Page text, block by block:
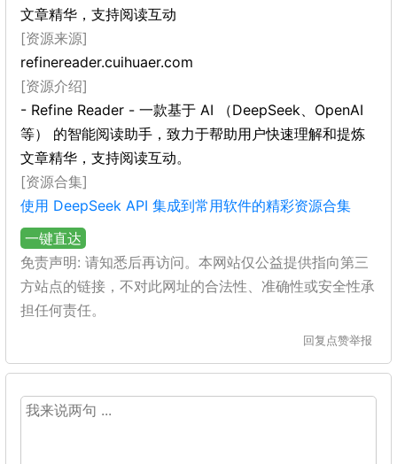
文章精华，支持阅读互动
[资源来源]
refinereader.cuihuaer.com
[资源介绍]
- Refine Reader - 一款基于 AI （DeepSeek、OpenAI
等） 的智能阅读助手，致力于帮助用户快速理解和提炼
文章精华，支持阅读互动。
[资源合集]
使用 DeepSeek API 集成到常用软件的精彩资源合集
一键直达
免责声明: 请知悉后再访问。本网站仅公益提供指向第三
方站点的链接，不对此网址的合法性、准确性或安全性承
担任何责任。
回复 点赞举报